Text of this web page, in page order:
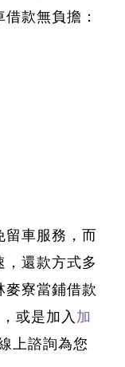
款無負擔：
留車服務，而
還款方式多
麥寮當鋪借款
，或是加入加
上諮詢為您